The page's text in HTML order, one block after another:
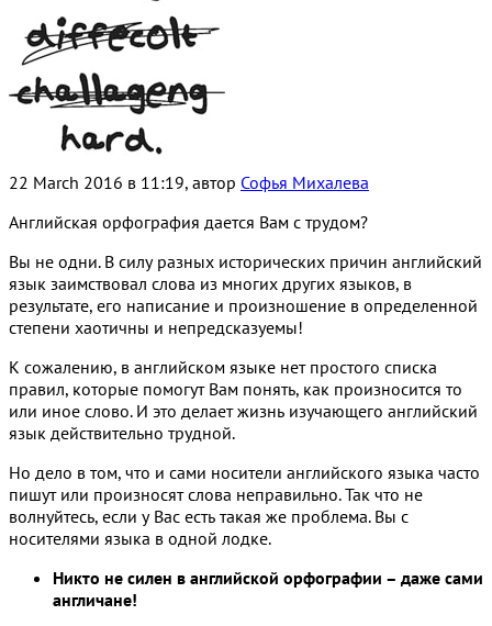
22 March 2016 в 11:19, автор Софья Михалева
Английская орфография дается Вам с трудом?
Вы не одни. В силу разных исторических причин английский
язык заимствовал слова из многих других языков, в
результате, его написание и произношение в определенной
степени хаотичны и непредсказуемы!
К сожалению, в английском языке нет простого списка
правил, которые помогут Вам понять, как произносится то
или иное слово. И это делает жизнь изучающего английский
язык действительно трудной.
Но дело в том, что и сами носители английского языка часто
пишут или произносят слова неправильно. Так что не
волнуйтесь, если у Вас есть такая же проблема. Вы с
носителями языка в одной лодке.
Никто не силен в английской орфографии – даже сами
англичане!